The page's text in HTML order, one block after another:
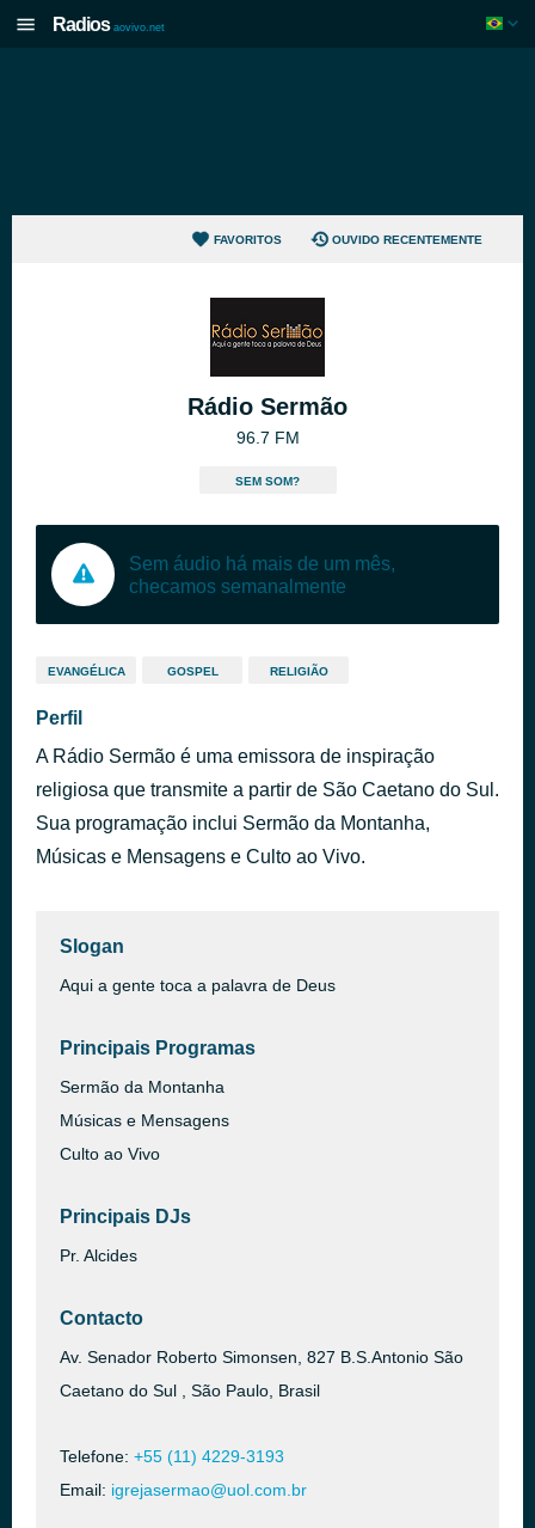
Radios aovivo.net
FAVORITOS OUVIDO RECENTEMENTE
Rádio Sermão
96.7 FM
SEM SOM?
Sem áudio há mais de um mês,
checamos semanalmente
EVANGÉLICA GOSPEL RELIGIÃO
Perfil
A Rádio Sermão é uma emissora de inspiração
religiosa que transmite a partir de São Caetano do Sul.
Sua programação inclui Sermão da Montanha,
Músicas e Mensagens e Culto ao Vivo.
Slogan
Aqui a gente toca a palavra de Deus
Principais Programas
Sermão da Montanha
Músicas e Mensagens
Culto ao Vivo
Principais DJs
Pr. Alcides
Contacto
Av. Senador Roberto Simonsen, 827 B.S.Antonio São
Caetano do Sul , São Paulo, Brasil
Telefone: +55 (11) 4229-3193
Email: igrejasermao@uol.com.br